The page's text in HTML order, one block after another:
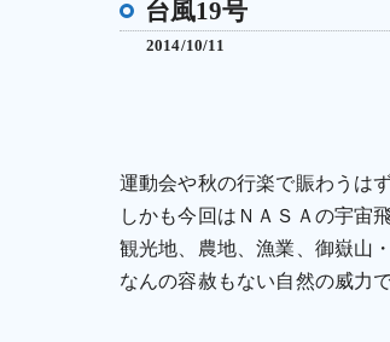
台風19号
2014/10/11
運動会や秋の行楽で賑わうは
しかも今回はＮＡＳＡの宇宙
観光地、農地、漁業、御嶽山
なんの容赦もない自然の威力